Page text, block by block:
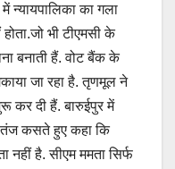
न्यायपालिका का गला
भी टीएमसी के
बनाती हैं. वोट बैंक के
जा रहा है. तृणमूल ने
कर दी हैं. बारुईपुर में
तंज कसते हुए कहा कि
है. सीएम ममता सिर्फ